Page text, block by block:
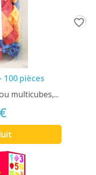
100 pièces
multicubes,...
favorite_border